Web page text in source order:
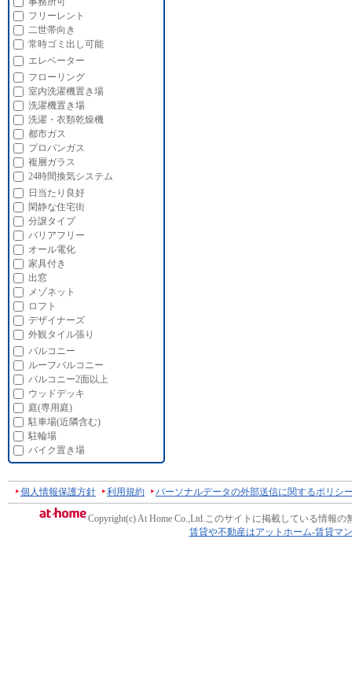
フリーレント
二世帯向き
常時ゴミ出し可能
エレベーター
フローリング
室内洗濯機置き場
洗濯機置き場
洗濯・衣類乾燥機
都市ガス
プロパンガス
複層ガラス
24時間換気システム
日当たり良好
閑静な住宅街
分譲タイプ
バリアフリー
オール電化
家具付き
出窓
メゾネット
ロフト
デザイナーズ
外観タイル張り
バルコニー
ルーフバルコニー
バルコニー2面以上
ウッドデッキ
庭(専用庭)
駐車場(近隣含む)
駐輪場
バイク置き場
個人情報保護方針 利用規約 パーソナルデータの外部送信に関するポリシ
Copyright(c) At Home Co.,Ltd.このサイトに掲載している情報の
賃貸や不動産はアットホーム-賃貸マ